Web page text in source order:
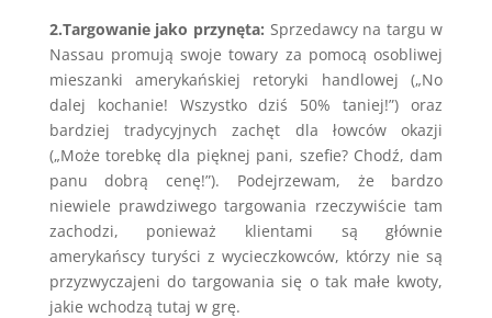
2.Targowanie jako przynęta: Sprzedawcy na targu w
Nassau promują swoje towary za pomocą osobliwej
mieszanki amerykańskiej retoryki handlowej („No
dalej kochanie! Wszystko dziś 50% taniej!”) oraz
bardziej tradycyjnych zachęt dla łowców okazji
(„Może torebkę dla pięknej pani, szefie? Chodź, dam
panu dobrą cenę!”). Podejrzewam, że bardzo
niewiele prawdziwego targowania rzeczywiście tam
zachodzi, ponieważ klientami są głównie
amerykańscy turyści z wycieczkowców, którzy nie są
przyzwyczajeni do targowania się o tak małe kwoty,
jakie wchodzą tutaj w grę.